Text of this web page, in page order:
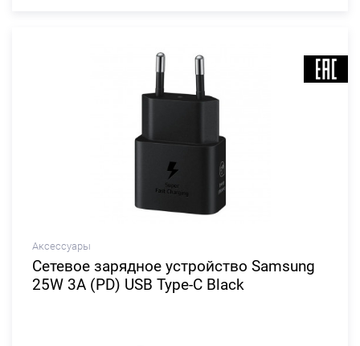
Аксессуары
Сетевое зарядное устройство Samsung
25W 3A (PD) USB Type-C Black